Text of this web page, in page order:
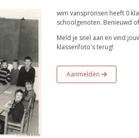
wim vanspronsen heeft 0
schoolgenoten. Benieuwd
Meld je snel aan en vind
klassenfoto's terug!
Aanmelden